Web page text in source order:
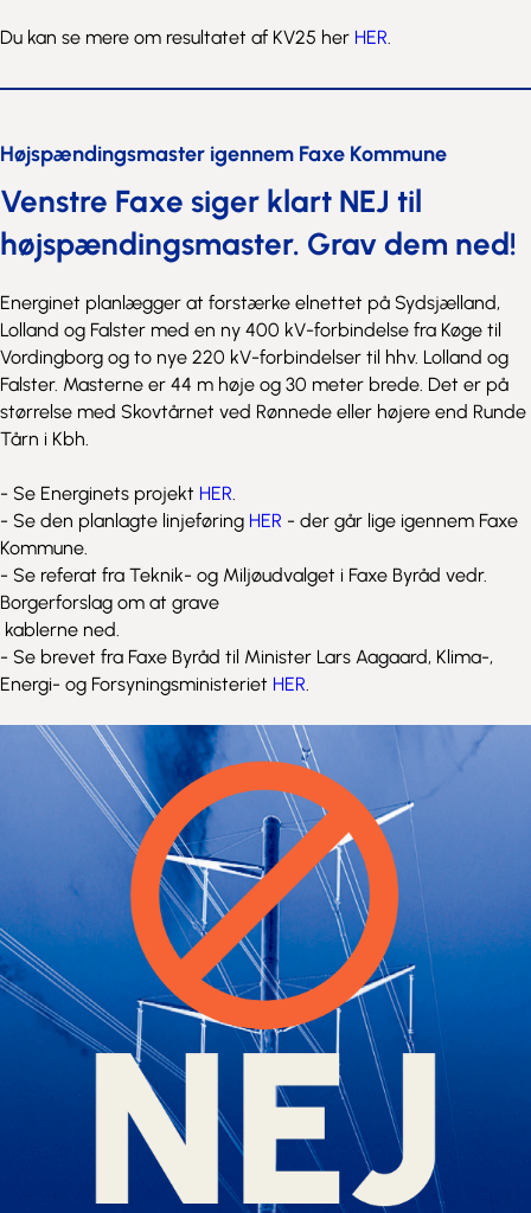
Du kan se mere om resultatet af KV25 her HER.
Højspændingsmaster igennem Faxe Kommune
Venstre Faxe siger klart NEJ til
højspændingsmaster. Grav dem ned!
Energinet planlægger at forstærke elnettet på Sydsjælland,
Lolland og Falster med en ny 400 kV-forbindelse fra Køge til
Vordingborg og to nye 220 kV-forbindelser til hhv. Lolland og
Falster. Masterne er 44 m høje og 30 meter brede. Det er på
størrelse med Skovtårnet ved Rønnede eller højere end Runde
Tårn i Kbh.
- Se Energinets projekt HER.
- Se den planlagte linjeføring HER - der går lige igennem Faxe
Kommune.
- Se referat fra Teknik- og Miljøudvalget i Faxe Byråd vedr.
Borgerforslag om at grave
kablerne ned.
- Se brevet fra Faxe Byråd til Minister Lars Aagaard, Klima-,
Energi- og Forsyningsministeriet HER.